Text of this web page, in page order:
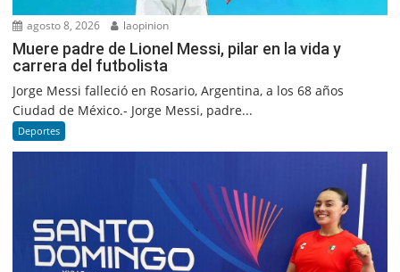
agosto 8, 2026 laopinion
Muere padre de Lionel Messi, pilar en la vida y
carrera del futbolista
Jorge Messi falleció en Rosario, Argentina, a los 68 años
Ciudad de México.- Jorge Messi, padre...
Deportes